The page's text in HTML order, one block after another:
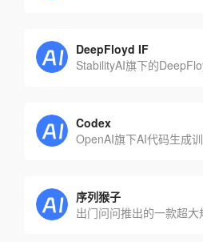
DeepFloyd IF
Codex
OpenAI旗下AI代码生成
序列猴子
出门问问推出的一款超